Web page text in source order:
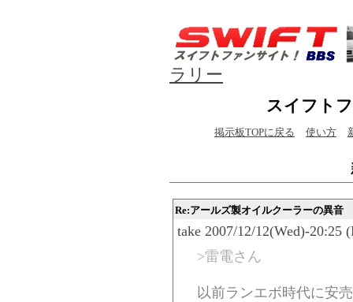
ラリー
スイフト
掲示板TOPに戻る 使い方
Re:アールズ製オイルクーラーの異音
take 2007/12/12(Wed)-20:25
>雷電さん
以前ランエボ時代に安